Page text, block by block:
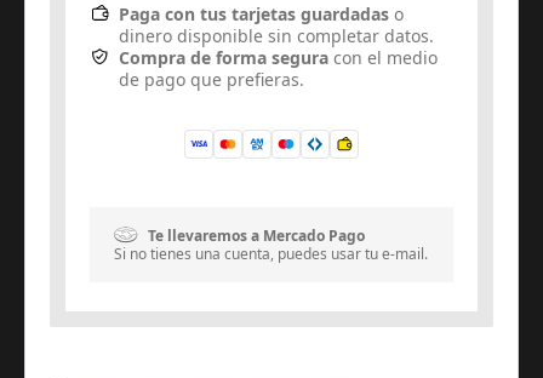
Paga con tus tarjetas guardadaso
dinero disponible sin completar datos.
Compra de forma seguracon el medio
de pago que prefieras.
Te llevaremos a Mercado Pago
Si no tienes una cuenta, puedes usar tu e-mail.